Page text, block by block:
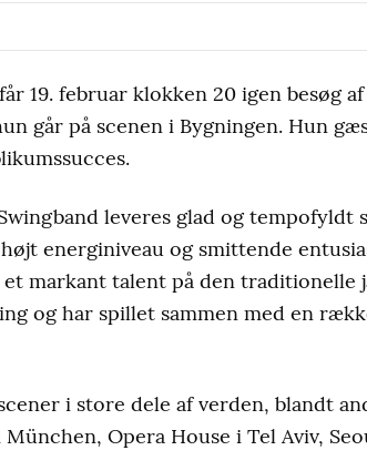
19. februar klokken 20 igen besøg
går på scenen i Bygningen. Hun
leveres glad og tempofyldt
energiniveau og smittende
markant talent på den traditionelle
og har spillet sammen med en
i store dele af verden, blandt
Opera House i Tel Aviv,